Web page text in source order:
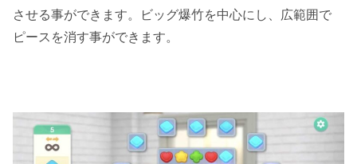
させる事ができます。ビッグ爆竹を中心にし、広範囲で
ピースを消す事ができます。